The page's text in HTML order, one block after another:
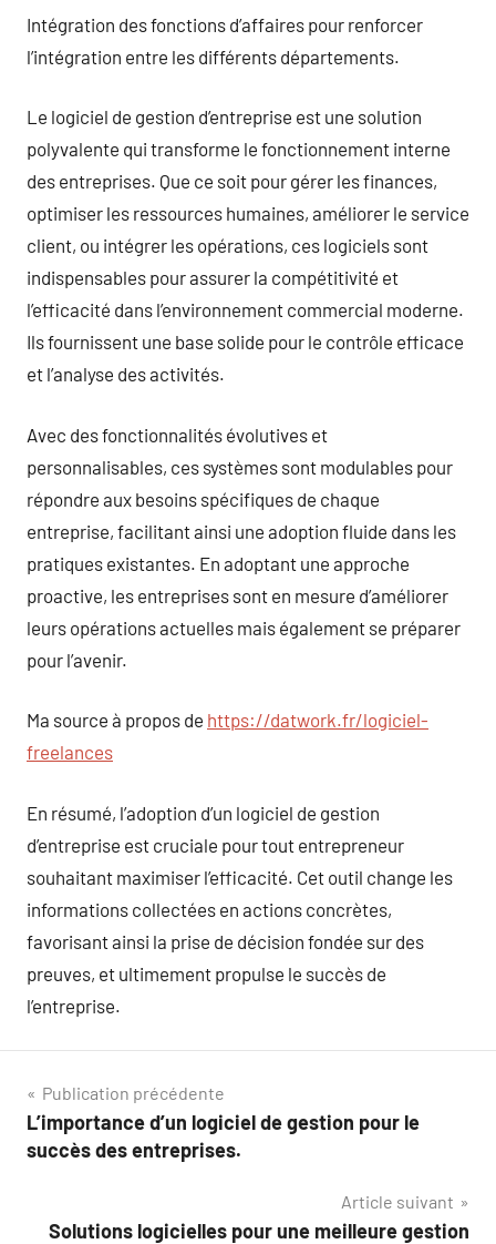
Intégration des fonctions d’affaires pour renforcer
l’intégration entre les différents départements.
Le logiciel de gestion d’entreprise est une solution
polyvalente qui transforme le fonctionnement interne
des entreprises. Que ce soit pour gérer les finances,
optimiser les ressources humaines, améliorer le service
client, ou intégrer les opérations, ces logiciels sont
indispensables pour assurer la compétitivité et
l’efficacité dans l’environnement commercial moderne.
Ils fournissent une base solide pour le contrôle efficace
et l’analyse des activités.
Avec des fonctionnalités évolutives et
personnalisables, ces systèmes sont modulables pour
répondre aux besoins spécifiques de chaque
entreprise, facilitant ainsi une adoption fluide dans les
pratiques existantes. En adoptant une approche
proactive, les entreprises sont en mesure d’améliorer
leurs opérations actuelles mais également se préparer
pour l’avenir.
Ma source à propos de https://datwork.fr/logiciel-
freelances
En résumé, l’adoption d’un logiciel de gestion
d’entreprise est cruciale pour tout entrepreneur
souhaitant maximiser l’efficacité. Cet outil change les
informations collectées en actions concrètes,
favorisant ainsi la prise de décision fondée sur des
preuves, et ultimement propulse le succès de
l’entreprise.
Navigation
de
Publication précédente
L’importance d’un logiciel de gestion pour le
succès des entreprises.
Article suivant
Solutions logicielles pour une meilleure gestion